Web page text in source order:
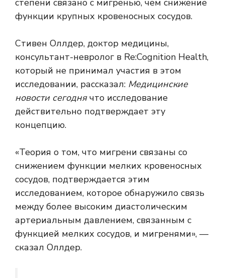
степени связано с мигренью, чем снижение
функции крупных кровеносных сосудов.
Стивен Оллдер, доктор медицины,
консультант-невролог в Re:Cognition Health,
который не принимал участия в этом
исследовании, рассказал: Медицинские
новости сегоднячто исследование
действительно подтверждает эту
концепцию.
«Теория о том, что мигрени связаны со
снижением функции мелких кровеносных
сосудов, подтверждается этим
исследованием, которое обнаружило связь
между более высоким диастолическим
артериальным давлением, связанным с
функцией мелких сосудов, и мигренями», —
сказал Оллдер.